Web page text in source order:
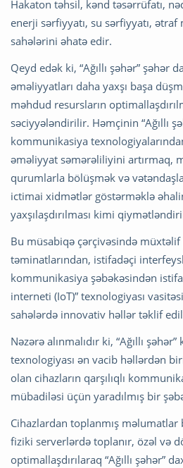
Hakaton təhsil, kənd təsərrüfatı,
enerji sərfiyyatı, su sərfiyyatı,
sahələrini əhatə edir.
Qeyd edək ki, “Ağıllı şəhər” şəhər
əməliyyatları daha yaxşı başa
məhdud resursların
səciyyələndirilir. Həmçinin “Ağıllı
kommunikasiya
əməliyyat səmərəliliyini artırmaq,
qurumlarla bölüşmək və
ictimai xidmətlər göstərməklə
yaxşılaşdırılması kimi
Bu müsabiqə çərçivəsində
təminatlarından, istifadəçi
kommunikasiya şəbəkəsindən
interneti (IoT)” texnologiyası
sahələrdə innovativ həllər təklif
Nəzərə alınmalıdır ki, “Ağıllı
texnologiyası ən vacib həllərdən
olan cihazların qarşılıqlı
mübadiləsi üçün yaradılmış bir
Cihazlardan toplanmış məlumatlar
fiziki serverlərdə toplanır, özəl və
optimallaşdırılaraq “Ağıllı şəhər”